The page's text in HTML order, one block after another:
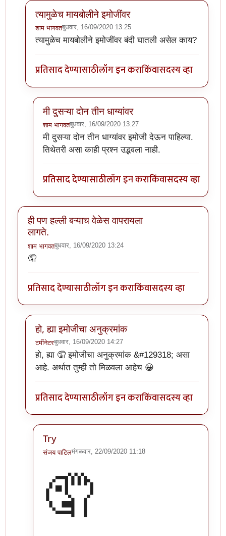
त्यामुळेच मायबोलीने इमोजींवर
शाम भागवतबुधवार, 16/09/2020 13:25
In reply toया धाग्यावरिल प्रतिसादांचा वbyप्रसाद_१९८२
त्यामुळेच मायबोलीने इमोजींवर बंदी घातली असेल काय?
प्रतिसाद देण्यासाठीलॉग इन कराकिंवासदस्य व्हा
मी दुसऱ्या दोन तीन धाग्यांवर
शाम भागवतबुधवार, 16/09/2020 13:27
In reply toत्यामुळेच मायबोलीने इमोजींवरbyशाम भागवत
मी दुसऱ्या दोन तीन धाग्यांवर इमोजी देऊन पाहिल्या.
तिथेतरी असा काही प्रश्न उद्भवला नाही.
प्रतिसाद देण्यासाठीलॉग इन कराकिंवासदस्य व्हा
ही पण हल्ली बऱ्याच वेळेस वापरायला
लागते.
शाम भागवतबुधवार, 16/09/2020 13:24
🤦
प्रतिसाद देण्यासाठीलॉग इन कराकिंवासदस्य व्हा
हो, ह्या इमोजीचा अनुक्रमांक
टर्मीनेटरबुधवार, 16/09/2020 14:27
In reply toही पण हल्ली बऱ्याच वेळेस वापरायला लागते.
हो, ह्या 🤦 इमोजीचा अनुक्रमांक &#129318; असा
आहे. अर्थात तुम्ही तो मिळवला आहेच 😀
प्रतिसाद देण्यासाठीलॉग इन कराकिंवासदस्य व्हा
Try
संजय पाटिलमंगळवार, 22/09/2020 11:18
🤦